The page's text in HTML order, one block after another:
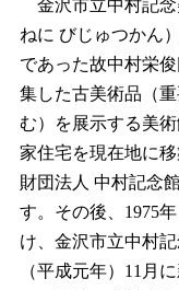
金沢市立中村記念
ねに びじゅつかん
であった故中村栄
集した古美術品（
む）を展示する美
家住宅を現在地に
財団法人 中村記念
す。その後、1975
け、金沢市立中村
（平成元年）11月